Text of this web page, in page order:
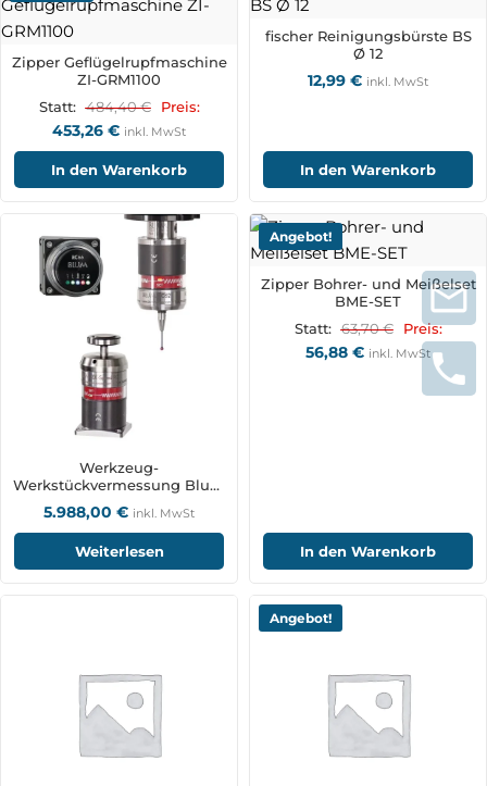
Zipper Geflügelrupfmaschine
ZI-GRM1100
Statt: 484,40€ Preis:
453,26 € inkl. MwSt
In den Warenkorb
fischer Reinigungsbürste BS
Ø 12
12,99 € inkl. MwSt
In den Warenkorb
Werkzeug-
Werkstückvermessung Blum
Funktechnologie
5.988,00 € inkl. MwSt
Weiterlesen
Angebot!
Zipper Bohrer- und Meißelset
BME-SET
Statt: 63,70€ Preis:
56,88 € inkl. MwSt
In den Warenkorb
Angebot!